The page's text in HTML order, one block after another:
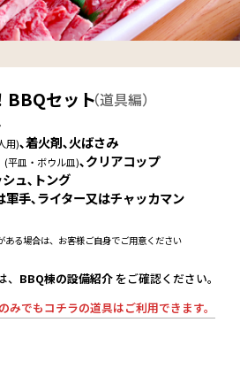
BBQセット（道具編）
用)､着火剤､火ばさみ
(平皿・ボウル皿)､クリアコップ
ュ､トング
軍手､ライター又はチャッカマン
る場合は、お客様ご自身でご用意ください
BBQ棟の設備紹介をご確認ください。
みでもコチラの道具はご利用できます。